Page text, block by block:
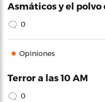
Asmáticos y el polvo
0
Opiniones
Terror a las 10 AM
0